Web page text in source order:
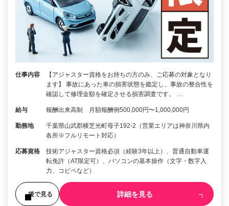
仕事内容
【アジャスター資格をお持ちの方のみ、ご応募の対象となり
ます】 事故にあった車の損害状態を鑑定し、事故の整合性を
確認して修理金額を確定させる損害調査です。 …
給与 報酬出来高制 月額報酬例500,000円〜1,000,000円
勤務地
千葉県山武郡横芝光町母子192-2（営業エリアは神奈川県内
各所※フルリモート対応）
応募資格
技術アジャスター資格必須（経験3年以上）、普通自動車運
転免許（AT限定可）、パソコンの基本操作（文字・数字入
力、コピペなど）
後で見る 詳細を見る